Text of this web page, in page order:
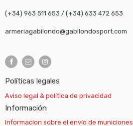
(+34) 963 511 653 / (+34) 633 472 653
armeriagabilondo@gabilondosport.com
Políticas legales
Aviso legal & política de privacidad
Información
Informacion sobre el envío de municiones